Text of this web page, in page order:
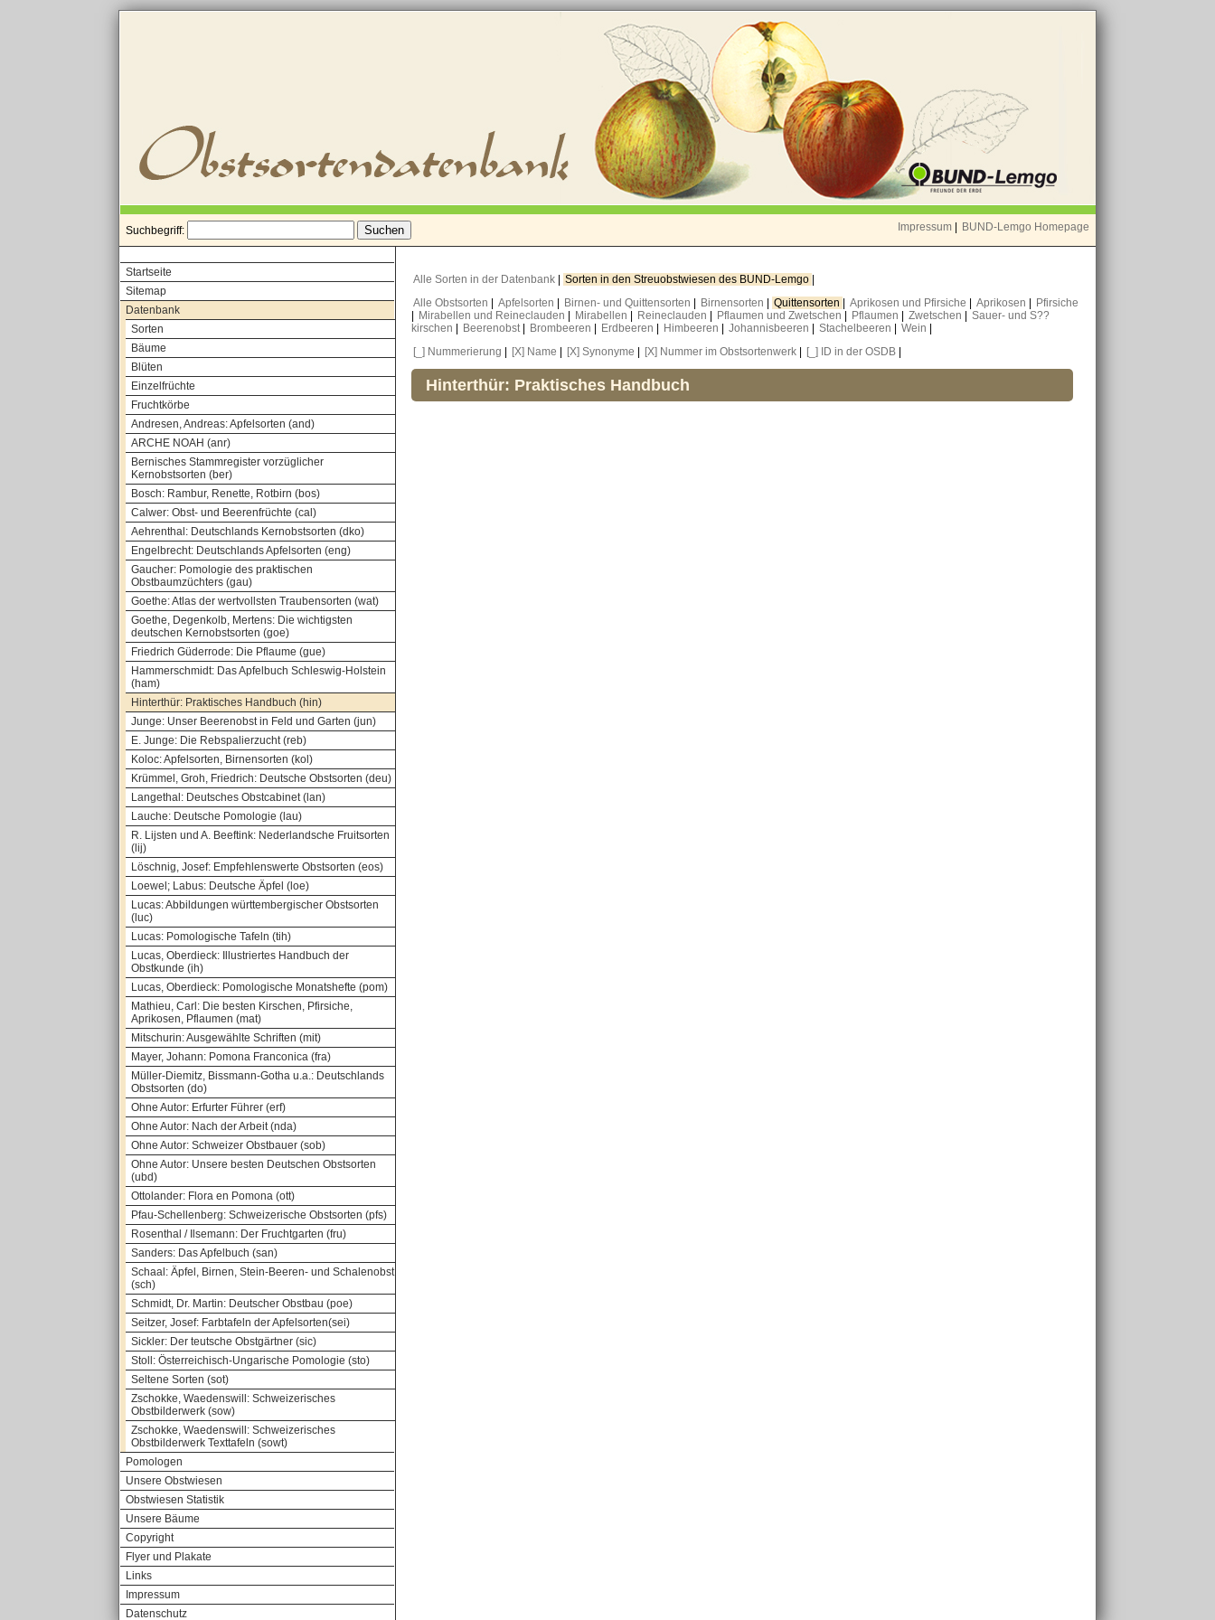
Suchbegriff: Impressum BUND-Lemgo Homepage
Startseite
Sitemap
Datenbank
Sorten
Bäume
Blüten
Einzelfrüchte
Fruchtkörbe
Andresen, Andreas: Apfelsorten (and)
ARCHE NOAH (anr)
Bernisches Stammregister vorzüglicher
Kernobstsorten (ber)
Bosch: Rambur, Renette, Rotbirn (bos)
Calwer: Obst- und Beerenfrüchte (cal)
Aehrenthal: Deutschlands Kernobstsorten (dko)
Engelbrecht: Deutschlands Apfelsorten (eng)
Gaucher: Pomologie des praktischen
Obstbaumzüchters (gau)
Goethe: Atlas der wertvollsten Traubensorten (wat)
Goethe, Degenkolb, Mertens: Die wichtigsten
deutschen Kernobstsorten (goe)
Friedrich Güderrode: Die Pflaume (gue)
Hammerschmidt: Das Apfelbuch Schleswig-Holstein
(ham)
Hinterthür: Praktisches Handbuch (hin)
Junge: Unser Beerenobst in Feld und Garten (jun)
E. Junge: Die Rebspalierzucht (reb)
Koloc: Apfelsorten, Birnensorten (kol)
Krümmel, Groh, Friedrich: Deutsche Obstsorten (deu)
Langethal: Deutsches Obstcabinet (lan)
Lauche: Deutsche Pomologie (lau)
R. Lijsten und A. Beeftink: Nederlandsche Fruitsorten
(lij)
Löschnig, Josef: Empfehlenswerte Obstsorten (eos)
Loewel; Labus: Deutsche Äpfel (loe)
Lucas: Abbildungen württembergischer Obstsorten
(luc)
Lucas: Pomologische Tafeln (tih)
Lucas, Oberdieck: Illustriertes Handbuch der
Obstkunde (ih)
Lucas, Oberdieck: Pomologische Monatshefte (pom)
Mathieu, Carl: Die besten Kirschen, Pfirsiche,
Aprikosen, Pflaumen (mat)
Mitschurin: Ausgewählte Schriften (mit)
Mayer, Johann: Pomona Franconica (fra)
Müller-Diemitz, Bissmann-Gotha u.a.: Deutschlands
Obstsorten (do)
Ohne Autor: Erfurter Führer (erf)
Ohne Autor: Nach der Arbeit (nda)
Ohne Autor: Schweizer Obstbauer (sob)
Ohne Autor: Unsere besten Deutschen Obstsorten
(ubd)
Ottolander: Flora en Pomona (ott)
Pfau-Schellenberg: Schweizerische Obstsorten (pfs)
Rosenthal / Ilsemann: Der Fruchtgarten (fru)
Sanders: Das Apfelbuch (san)
Schaal: Äpfel, Birnen, Stein-Beeren- und Schalenobst
(sch)
Schmidt, Dr. Martin: Deutscher Obstbau (poe)
Seitzer, Josef: Farbtafeln der Apfelsorten(sei)
Sickler: Der teutsche Obstgärtner (sic)
Stoll: Österreichisch-Ungarische Pomologie (sto)
Seltene Sorten (sot)
Zschokke, Waedenswill: Schweizerisches
Obstbilderwerk (sow)
Zschokke, Waedenswill: Schweizerisches
Obstbilderwerk Texttafeln (sowt)
Pomologen
Unsere Obstwiesen
Obstwiesen Statistik
Unsere Bäume
Copyright
Flyer und Plakate
Links
Impressum
Datenschutz
Alle Sorten in der Datenbank Sorten in den Streuobstwiesen des BUND-Lemgo
Alle Obstsorten
Apfelsorten Birnen- und Quittensorten Birnensorten Quittensorten Aprikosen und Pfirsiche Aprikosen
Pfirsiche
Mirabellen und Reineclauden Mirabellen Reineclauden Pflaumen und Zwetschen Pflaumen Zwetschen
Sauer- und S??
kirschen
Beerenobst Brombeeren Erdbeeren Himbeeren Johannisbeeren Stachelbeeren Wein
[_] Nummerierung
[X] Name [X] Synonyme [X] Nummer im Obstsortenwerk [_] ID in der OSDB
Hinterthür: Praktisches Handbuch